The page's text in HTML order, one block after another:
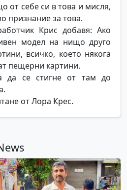
от себе си в това и мисля,
признание за това.
Крис добавя: Ако
модел на нищо друго
всичко, което някога
пещерни картини.
да се стигне от там до
от Лора Крес.